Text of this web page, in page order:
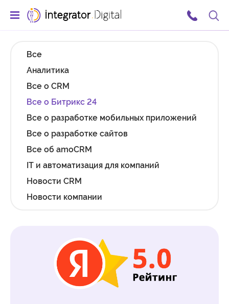
Ссылка на главную страницу
Все
Аналитика
Все о CRM
Все о Битрикс 24
Все о разработке мобильных приложений
Все о разработке сайтов
Все об amoCRM
IT и автоматизация для компаний
Новости CRM
Новости компании